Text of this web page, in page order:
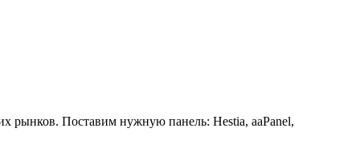
рынков. Поставим нужную панель: Hestia, aaPanel,